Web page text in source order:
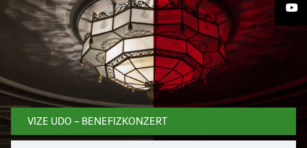
VIZE UDO - BENEFIZKONZERT